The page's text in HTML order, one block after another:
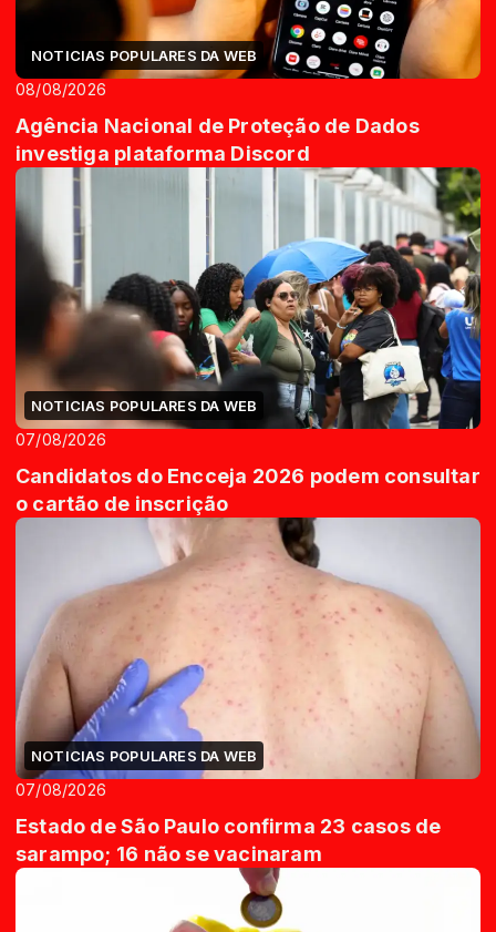
NOTICIAS POPULARES DA WEB
08/08/2026
Agência Nacional de Proteção de Dados
investiga plataforma Discord
NOTICIAS POPULARES DA WEB
07/08/2026
Candidatos do Encceja 2026 podem consultar
o cartão de inscrição
NOTICIAS POPULARES DA WEB
07/08/2026
Estado de São Paulo confirma 23 casos de
sarampo; 16 não se vacinaram